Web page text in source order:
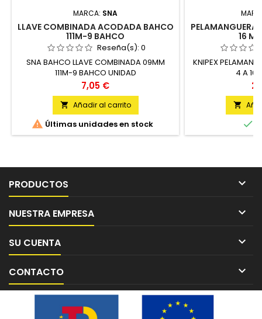
MARCA: SNA
LLAVE COMBINADA ACODADA BAHCO
111M-9 BAHCO
Reseña(s): 0
SNA BAHCO LLAVE COMBINADA 09MM
111M-9 BAHCO UNIDAD
Precio
7,05 €
 Añadir al carrito
 Últimas unidades en stock
16
KNIPEX
4 A 16


PRODUCTOS 
NUESTRA EMPRESA 
SU CUENTA 
CONTACTO 